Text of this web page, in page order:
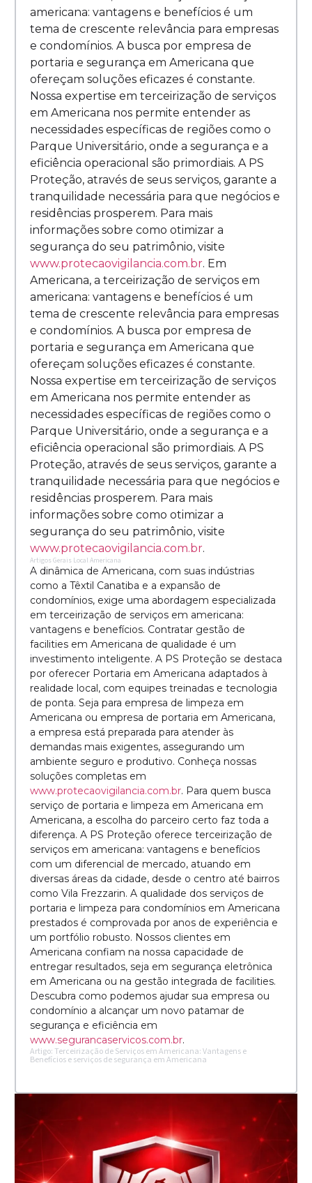
americana: vantagens e benefícios é um
tema de crescente relevância para empresas
e condomínios. A busca por empresa de
portaria e segurança em Americana que
ofereçam soluções eficazes é constante.
Nossa expertise em terceirização de serviços
em Americana nos permite entender as
necessidades específicas de regiões como o
Parque Universitário, onde a segurança e a
eficiência operacional são primordiais. A PS
Proteção, através de seus serviços, garante a
tranquilidade necessária para que negócios e
residências prosperem. Para mais
informações sobre como otimizar a
segurança do seu patrimônio, visite
www.protecaovigilancia.com.br. Em
Americana, a terceirização de serviços em
americana: vantagens e benefícios é um
tema de crescente relevância para empresas
e condomínios. A busca por empresa de
portaria e segurança em Americana que
ofereçam soluções eficazes é constante.
Nossa expertise em terceirização de serviços
em Americana nos permite entender as
necessidades específicas de regiões como o
Parque Universitário, onde a segurança e a
eficiência operacional são primordiais. A PS
Proteção, através de seus serviços, garante a
tranquilidade necessária para que negócios e
residências prosperem. Para mais
informações sobre como otimizar a
segurança do seu patrimônio, visite
www.protecaovigilancia.com.br.
Artigos Gerais Local Americana
A dinâmica de Americana, com suas indústrias
como a Têxtil Canatiba e a expansão de
condomínios, exige uma abordagem especializada
em terceirização de serviços em americana:
vantagens e benefícios. Contratar gestão de
facilities em Americana de qualidade é um
investimento inteligente. A PS Proteção se destaca
por oferecer Portaria em Americana adaptados à
realidade local, com equipes treinadas e tecnologia
de ponta. Seja para empresa de limpeza em
Americana ou empresa de portaria em Americana,
a empresa está preparada para atender às
demandas mais exigentes, assegurando um
ambiente seguro e produtivo. Conheça nossas
soluções completas em
www.protecaovigilancia.com.br. Para quem busca
serviço de portaria e limpeza em Americana em
Americana, a escolha do parceiro certo faz toda a
diferença. A PS Proteção oferece terceirização de
serviços em americana: vantagens e benefícios
com um diferencial de mercado, atuando em
diversas áreas da cidade, desde o centro até bairros
como Vila Frezzarin. A qualidade dos serviços de
portaria e limpeza para condomínios em Americana
prestados é comprovada por anos de experiência e
um portfólio robusto. Nossos clientes em
Americana confiam na nossa capacidade de
entregar resultados, seja em segurança eletrônica
em Americana ou na gestão integrada de facilities.
Descubra como podemos ajudar sua empresa ou
condomínio a alcançar um novo patamar de
segurança e eficiência em
www.segurancaservicos.com.br.
Artigo: Terceirização de Serviços em Americana: Vantagens e
Benefícios e serviços de segurança em Americana